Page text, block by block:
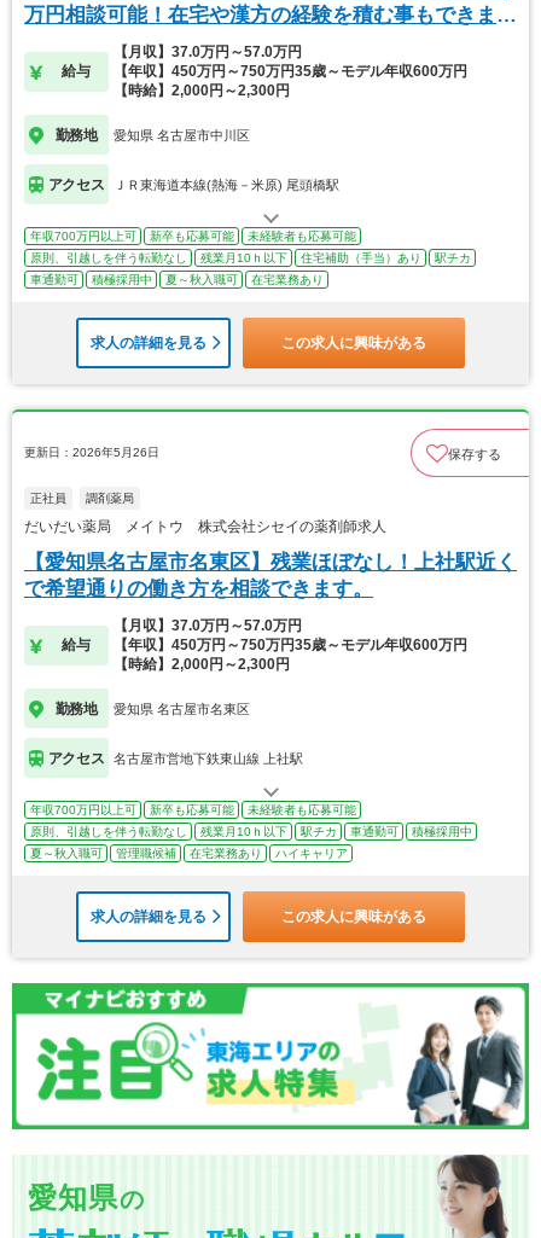
万円相談可能！在宅や漢方の経験を積む事もできま
給与
【月収】37.0万円～57.0万円
【年収】450万円～750万円35歳～モデル年収600万円
【時給】2,000円～2,300円
勤務地 愛知県 名古屋市中川区
アクセス ＪＲ東海道本線(熱海－米原) 尾頭橋駅
年収700万円以上可 新卒も応募可能
未経験者も応募可能
原則、引越しを伴う転勤なし
残業月10ｈ以下 住宅補助（手当）あり
駅チカ
車通勤可
積極採用中 夏～秋入職可 在宅業務あり
求人の詳細を見る この求人に興味がある
更新日：2026年5月26日 保存する
正社員 調剤薬局
だいだい薬局 メイトウ 株式会社シセイの薬剤師求人
【愛知県名古屋市名東区】残業ほぼなし！上社駅近く
で希望通りの働き方を相談できます。
給与
【月収】37.0万円～57.0万円
【年収】450万円～750万円35歳～モデル年収600万円
【時給】2,000円～2,300円
勤務地 愛知県 名古屋市名東区
アクセス 名古屋市営地下鉄東山線 上社駅
年収700万円以上可 新卒も応募可能
未経験者も応募可能
原則、引越しを伴う転勤なし
残業月10ｈ以下 駅チカ 車通勤可
積極採用中
夏～秋入職可
管理職候補 在宅業務あり ハイキャリア
求人の詳細を見る この求人に興味がある
愛知県の